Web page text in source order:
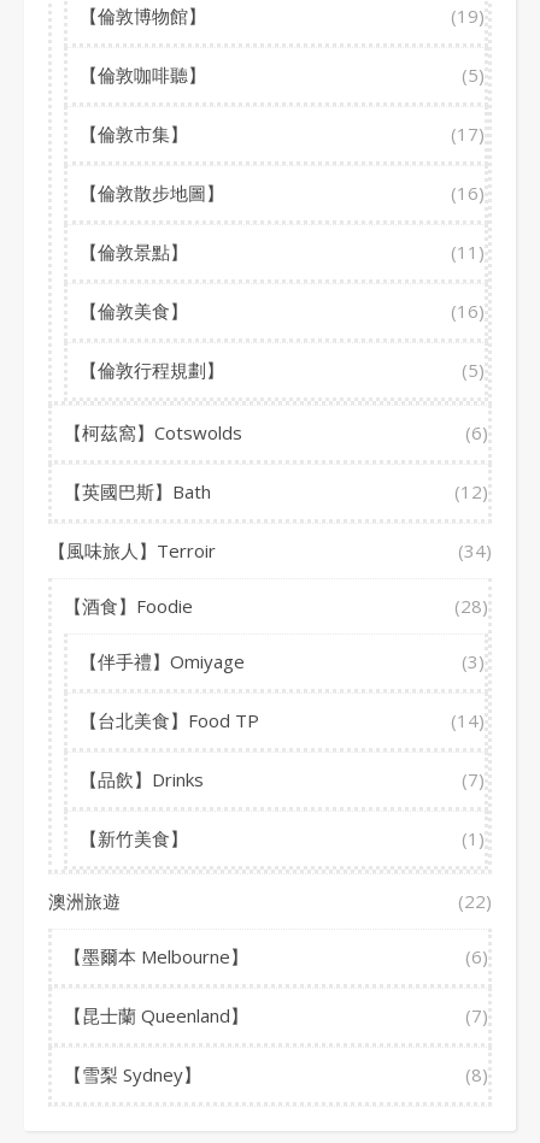
【倫敦博物館】 (19)
【倫敦咖啡聽】 (5)
【倫敦市集】 (17)
【倫敦散步地圖】 (16)
【倫敦景點】 (11)
【倫敦美食】 (16)
【倫敦行程規劃】 (5)
【柯茲窩】Cotswolds (6)
【英國巴斯】Bath (12)
【風味旅人】Terroir (34)
【酒食】Foodie (28)
【伴手禮】Omiyage (3)
【台北美食】Food TP (14)
【品飲】Drinks (7)
【新竹美食】 (1)
澳洲旅遊 (22)
【墨爾本 Melbourne】 (6)
【昆士蘭 Queenland】 (7)
【雪梨 Sydney】 (8)